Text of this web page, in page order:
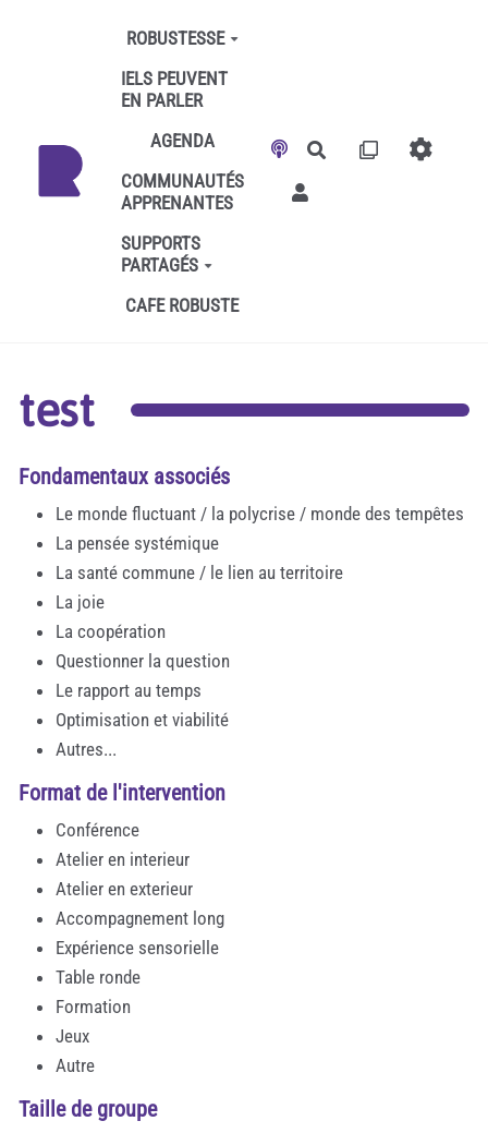
Aller au contenu principal
ROBUSTESSE
IELS PEUVENT
EN PARLER
AGENDA
COMMUNAUTÉS
APPRENANTES
SUPPORTS
PARTAGÉS
CAFE ROBUSTE
Rechercher
test
Fondamentaux associés
Le monde fluctuant / la polycrise / monde des tempêtes
La pensée systémique
La santé commune / le lien au territoire
La joie
La coopération
Questionner la question
Le rapport au temps
Optimisation et viabilité
Autres...
Format de l'intervention
Conférence
Atelier en interieur
Atelier en exterieur
Accompagnement long
Expérience sensorielle
Table ronde
Formation
Jeux
Autre
Taille de groupe